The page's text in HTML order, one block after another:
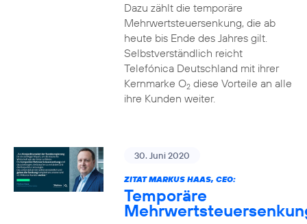
Dazu zählt die temporäre
Mehrwertsteuersenkung, die ab
heute bis Ende des Jahres gilt.
Selbstverständlich reicht
Telefónica Deutschland mit ihrer
Kernmarke O2diese Vorteile an alle
ihre Kunden weiter.
30. Juni 2020
ZITAT MARKUS HAAS, CEO:
Temporäre